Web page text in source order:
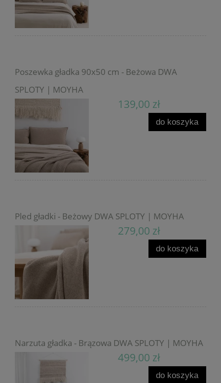
Poszewka gładka 90x50 cm - Beżowa DWA
SPLOTY | MOYHA
139,00 zł
do koszyka
Pled gładki - Beżowy DWA SPLOTY | MOYHA
279,00 zł
do koszyka
Narzuta gładka - Brązowa DWA SPLOTY | MOYHA
499,00 zł
do koszyka